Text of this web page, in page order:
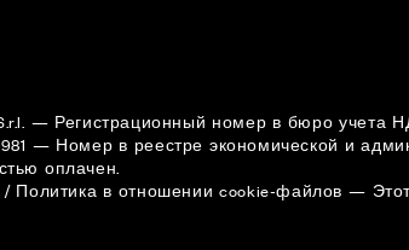
— Регистрационный номер в бюро
— Номер в реестре экономической и
оплачен.
/ Политика в отношении cookie-файлов —